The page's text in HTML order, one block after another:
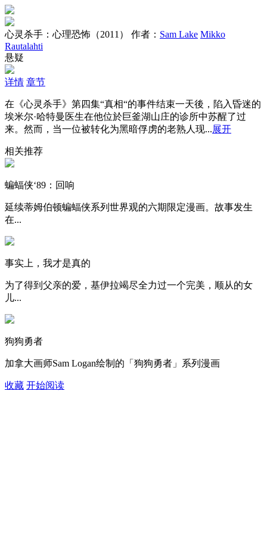
心灵杀手：心理恐怖（2011） 作者： Sam Lake Mikko
Rautalahti
悬疑
详情 章节
在《心灵杀手》第四集“真相“的事件结束一天後，陷入昏迷的
埃米尔·哈特曼医生在他位於巨釜湖山庄的诊所中苏醒了过
来。然而，当一位被转化为黑暗俘虏的老熟人现...展开
相关推荐
蝙蝠侠‘89：回响
延续蒂姆伯顿蝙蝠侠系列世界观的六期限定漫画。故事发生
在...
事实上，我才是真的
为了得到父亲的爱，基伊拉竭尽全力过一个完美，顺从的女
儿...
狗狗勇者
加拿大画师Sam Logan绘制的「狗狗勇者」系列漫画
收藏 开始阅读